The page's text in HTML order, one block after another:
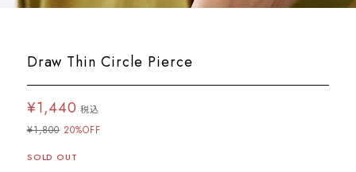
Draw Thin Circle Pierce
¥1,440 税込
¥1,800 20%OFF
SOLD OUT